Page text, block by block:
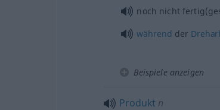
noch nicht
während der
Beispiele anzeigen
Produkt n